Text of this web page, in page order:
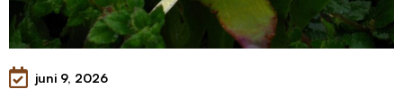
juni 9, 2026